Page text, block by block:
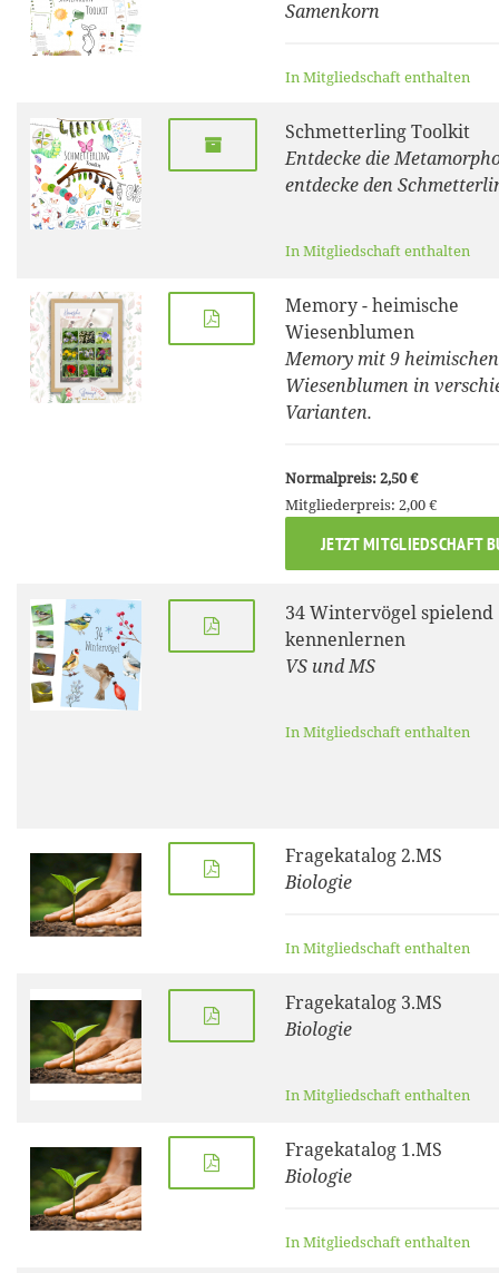
Samenkorn
In Mitgliedschaft enthalten
Schmetterling Toolkit
Entdecke die
entdecke den
In Mitgliedschaft enthalten
Memory - heimische
Wiesenblumen
Memory mit 9 heimischen
Wiesenblumen in
Varianten.
Normalpreis: 2,50 €
Mitgliederpreis: 2,00 €
JETZT MITGLIEDSCHAFT
34 Wintervögel spielend
kennenlernen
VS und MS
In Mitgliedschaft enthalten
Fragekatalog 2.MS
Biologie
In Mitgliedschaft enthalten
Fragekatalog 3.MS
Biologie
In Mitgliedschaft enthalten
Fragekatalog 1.MS
Biologie
In Mitgliedschaft enthalten